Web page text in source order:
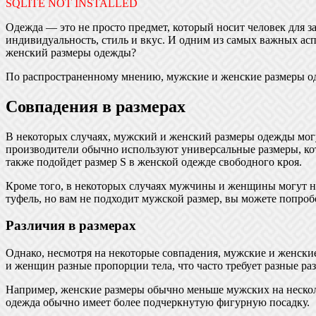
SQLITE NOT INSTALLED
Одежда — это не просто предмет, который носит человек
индивидуальность, стиль и вкус. И одним из самых важных
женский размеры одежды?
По распространенному мнению, мужские и женские размеры
Совпадения в размерах
В некоторых случаях, мужский и женский размеры одежды
производители обычно используют универсальные размеры,
также подойдет размер S в женской одежде свободного кроя.
Кроме того, в некоторых случаях мужчины и женщины могут
туфель, но вам не подходит мужской размер, вы можете
Различия в размерах
Однако, несмотря на некоторые совпадения, мужские и
и женщин разные пропорции тела, что часто требует разные
Например, женские размеры обычно меньше мужских на
одежда обычно имеет более подчеркнутую фигурную посадку.